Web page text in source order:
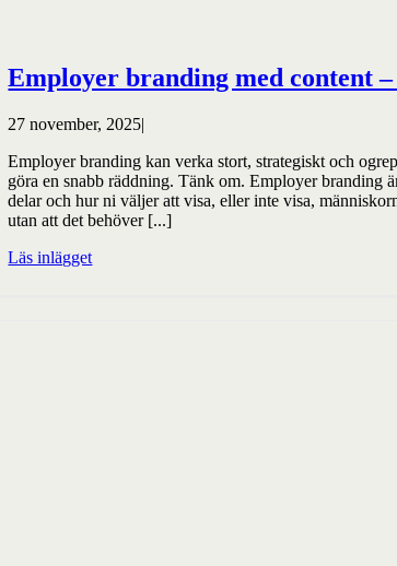
Employer branding med content
27 november, 2025|
Employer branding kan verka stort, strategiskt och
göra en snabb räddning. Tänk om. Employer branding
delar och hur ni väljer att visa, eller inte visa,
utan att det behöver [...]
Läs inlägget